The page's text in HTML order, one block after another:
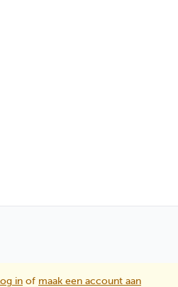
in of maak een account aan